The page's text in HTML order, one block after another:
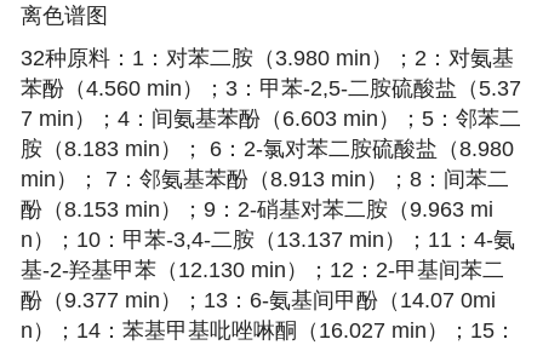
离色谱图
32种原料：1：对苯二胺（3.980 min）；2：对氨基
苯酚（4.560 min）；3：甲苯-2,5-二胺硫酸盐（5.37
7 min）；4：间氨基苯酚（6.603 min）；5：邻苯二
胺（8.183 min）； 6：2-氯对苯二胺硫酸盐（8.980
min）； 7：邻氨基苯酚（8.913 min）；8：间苯二
酚（8.153 min）；9：2-硝基对苯二胺（9.963 mi
n）；10：甲苯-3,4-二胺（13.137 min）；11：4-氨
基-2-羟基甲苯（12.130 min）；12：2-甲基间苯二
酚（9.377 min）；13：6-氨基间甲酚（14.07 0mi
n）；14：苯基甲基吡唑啉酮（16.027 min）；15：